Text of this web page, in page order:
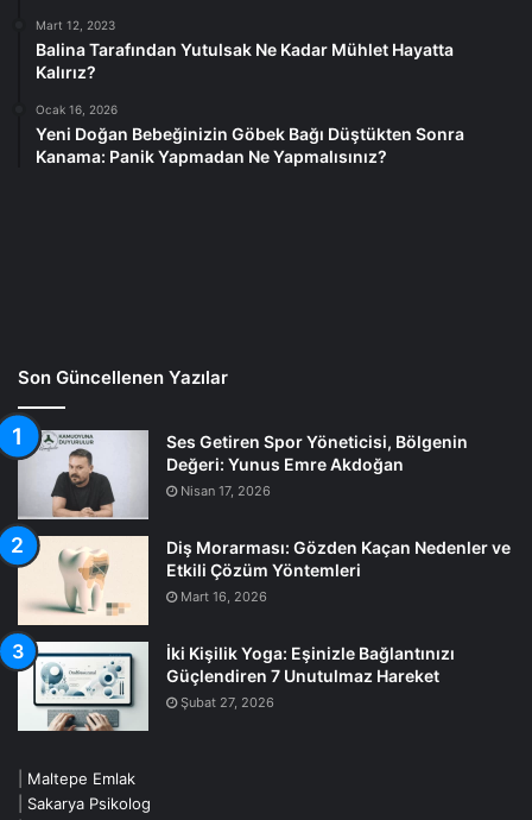
Mart 12, 2023
Balina Tarafından Yutulsak Ne Kadar Mühlet Hayatta
Kalırız?
Ocak 16, 2026
Yeni Doğan Bebeğinizin Göbek Bağı Düştükten Sonra
Kanama: Panik Yapmadan Ne Yapmalısınız?
Son Güncellenen Yazılar
Ses Getiren Spor Yöneticisi, Bölgenin
Değeri: Yunus Emre Akdoğan
Nisan 17, 2026
Diş Morarması: Gözden Kaçan Nedenler ve
Etkili Çözüm Yöntemleri
Mart 16, 2026
İki Kişilik Yoga: Eşinizle Bağlantınızı
Güçlendiren 7 Unutulmaz Hareket
Şubat 27, 2026
Maltepe Emlak
Sakarya Psikolog